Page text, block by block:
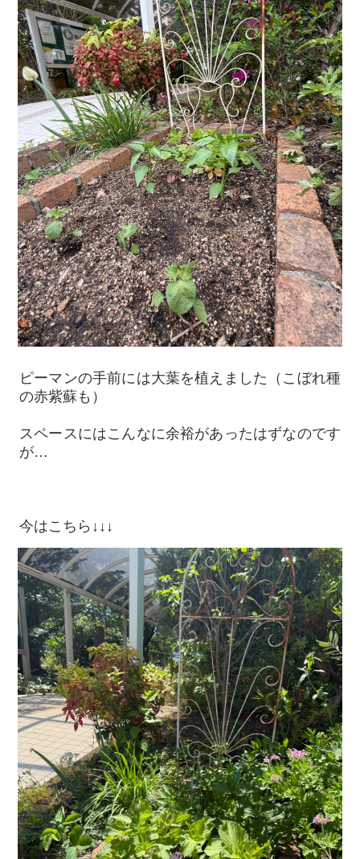
ピーマンの手前には大葉を植えました（こぼれ種
の赤紫蘇も）
スペースにはこんなに余裕があったはずなのです
が…
今はこちら↓↓↓